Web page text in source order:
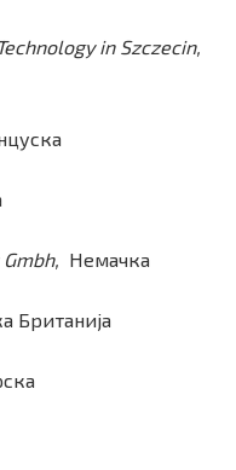
in Szczecin,
Немачка
Британија